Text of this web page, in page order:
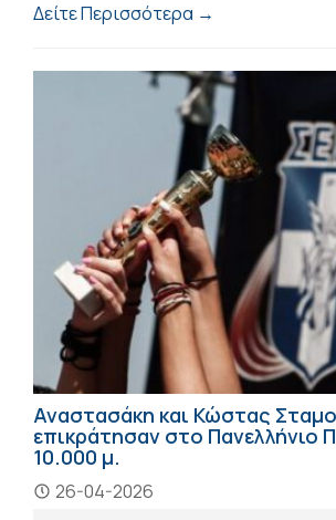
Δείτε Περισσότερα →
Αναστασάκη και Κώστας
επικράτησαν στο Πανελλήνιο
10.000 μ.
26-04-2026